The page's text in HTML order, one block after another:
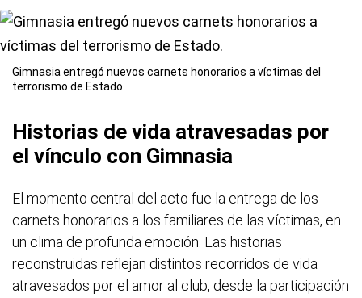
Gimnasia entregó nuevos carnets honorarios a víctimas del
terrorismo de Estado.
Historias de vida atravesadas por
el vínculo con Gimnasia
El momento central del acto fue la entrega de los
carnets honorarios a los familiares de las víctimas, en
un clima de profunda emoción. Las historias
reconstruidas reflejan distintos recorridos de vida
atravesados por el amor al club, desde la participación